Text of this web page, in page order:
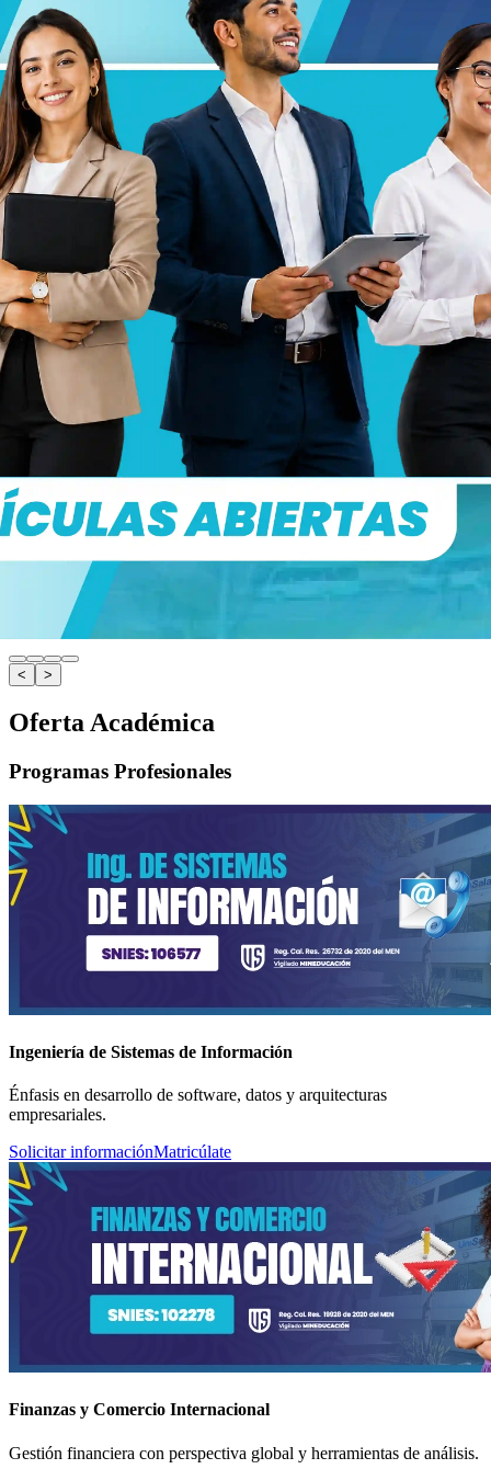
< >
Oferta Académica
Programas Profesionales
Ingeniería de Sistemas de Información
Énfasis en desarrollo de software, datos y arquitecturas
empresariales.
Solicitar informaciónMatricúlate
Finanzas y Comercio Internacional
Gestión financiera con perspectiva global y herramientas de análisis.